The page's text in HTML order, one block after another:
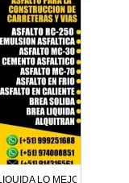
LO MEJOR EN ADITI